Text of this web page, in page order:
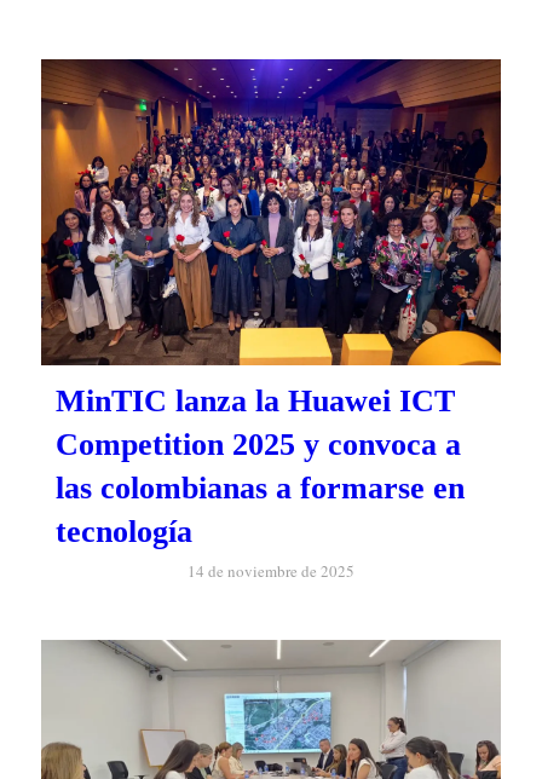
MinTIC lanza la Huawei ICT
Competition 2025 y convoca a
las colombianas a formarse en
tecnología
14 de noviembre de 2025